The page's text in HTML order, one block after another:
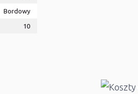
Bordowy
10